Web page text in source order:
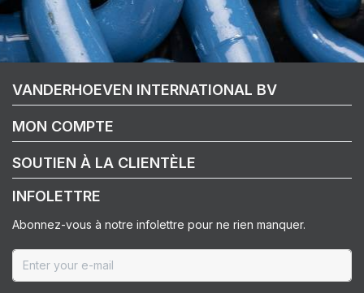
VANDERHOEVEN INTERNATIONAL BV
MON COMPTE
SOUTIEN À LA CLIENTÈLE
INFOLETTRE
Abonnez-vous à notre infolettre pour ne rien manquer.